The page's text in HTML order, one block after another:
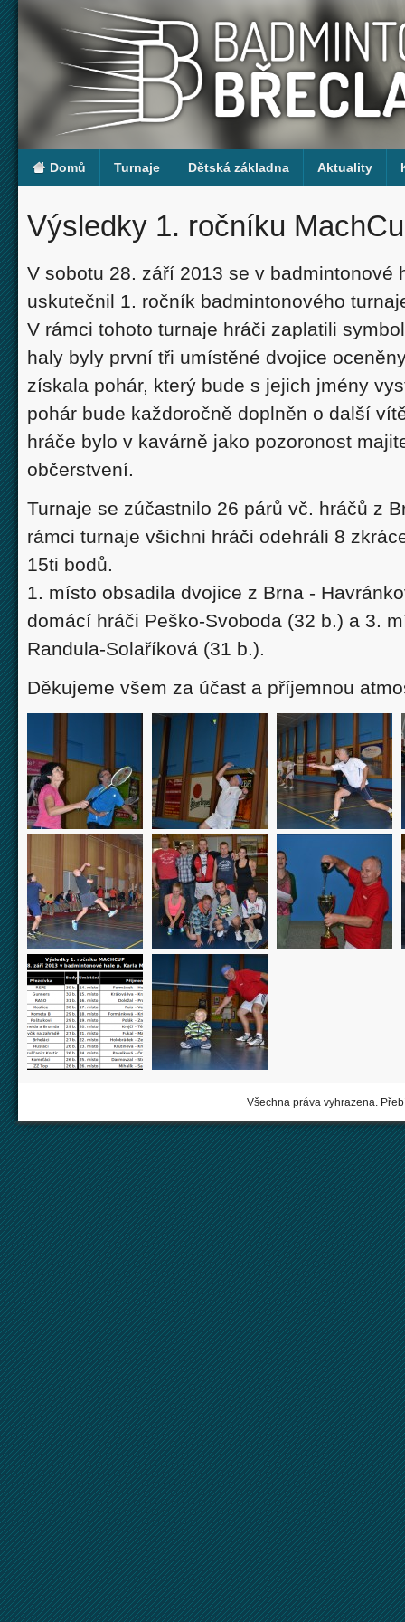
Domů Turnaje Dětská základna Aktuality
Výsledky 1. ročníku
V sobotu 28. září 2013 se v badmintonové
uskutečnil 1. ročník badmintonového
V rámci tohoto turnaje hráči zaplatili
haly byly první tři umístěné dvojice
získala pohár, který bude s jejich jmény
pohár bude každoročně doplněn o další
hráče bylo v kavárně jako pozoronost
občerstvení.
Turnaje se zúčastnilo 26 párů vč. hráčů z
rámci turnaje všichni hráči odehráli 8
15ti bodů.
1. místo obsadila dvojice z Brna -
domácí hráči Peško-Svoboda (32 b.) a 3.
Randula-Solaříková (31 b.).
Děkujeme všem za účast a příjemnou
Všechna práva vyhrazena.